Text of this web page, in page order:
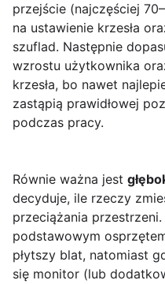
przejście (najczęściej
na ustawienie krzesła
szuflad. Następnie
wzrostu użytkownika
krzesła, bo nawet
zastąpią prawidłowej
podczas pracy.
Równie ważna jest
decyduje, ile rzeczy
przeciążania
podstawowym
płytszy blat, natomiast
się monitor (lub